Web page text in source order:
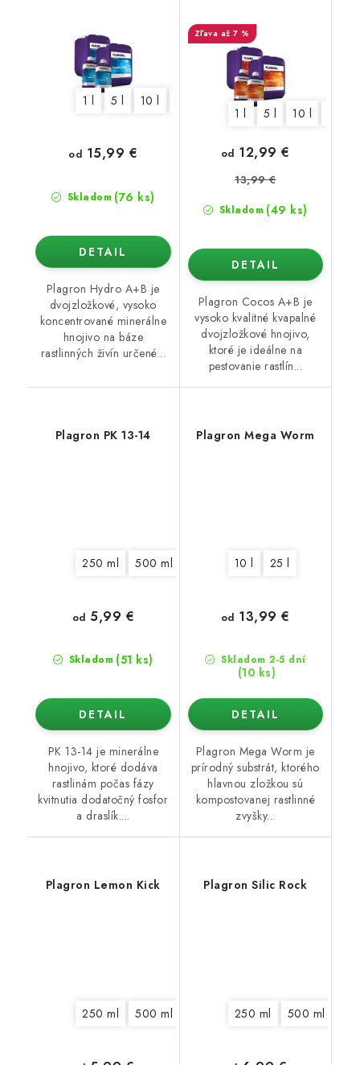
1 l 5 l 10 l
Skladom (76 ks)
od 15,99 €
DETAIL
Plagron Hydro A+B je
dvojzložkové, vysoko
koncentrované minerálne
hnojivo na báze
rastlinných živín určené...
až 7 %
1 l 5 l 10 l
Skladom (49 ks)
od 12,99 €
13,99 €
DETAIL
Plagron Cocos A+B je
vysoko kvalitné kvapalné
dvojzložkové hnojivo,
ktoré je ideálne na
pestovanie rastlín...
Plagron PK 13-14
250 ml 500 ml 10 l 20 l
Skladom (51 ks)
od 5,99 €
DETAIL
PK 13-14 je minerálne
hnojivo, ktoré dodáva
rastlinám počas fázy
kvitnutia dodatočný fosfor
a draslík....
Plagron Mega Worm
10 l 25 l
Skladom 2-5 dní
(10 ks)
od 13,99 €
DETAIL
Plagron Mega Worm je
prírodný substrát, ktorého
hlavnou zložkou sú
kompostovanej rastlinné
zvyšky...
Plagron Lemon Kick
250 ml 500 ml
Plagron Silic Rock
250 ml 500 ml